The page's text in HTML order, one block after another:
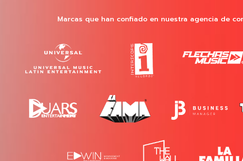
Marcas que han confiado en nuestra agencia de